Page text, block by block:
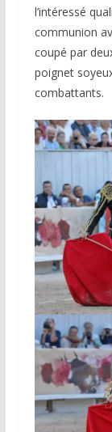
l’intéressé
communion
coupé par
poignet
combattants.